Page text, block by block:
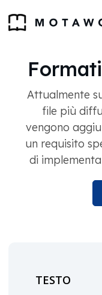
Attualmente
file più
vengono
un requisito
di
TESTO